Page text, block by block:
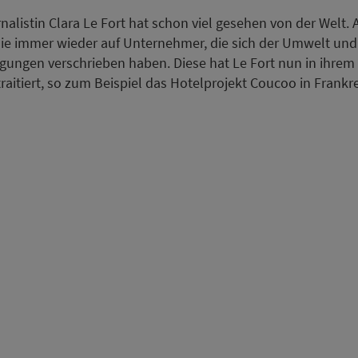
Clara Le Fort hat schon viel gesehen von der Welt.
immer wieder auf Unternehmer, die sich der Umwelt
verschrieben haben. Diese hat Le Fort nun in ihrem
so zum Beispiel das Hotelprojekt Coucoo in